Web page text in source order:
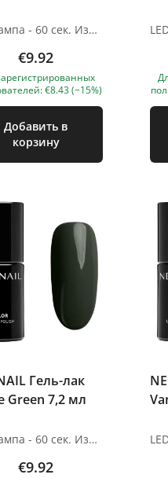
LED лампа - 60 сек. Изображения продуктов носят иллюстративный характер. Если у вас есть какие-либо вопросы, мы всегда ждем вашего письма nanatallinn@gmail.com
€9.92
€8.43 (−15%)
Добавить в
корзину
Гель-лак
Green 7,2 мл
LED лампа - 60 сек. Изображения продуктов носят иллюстративный характер. Если у вас есть какие-либо вопросы, мы всегда ждем вашего письма nanatallinn@gmail.com
€9.92